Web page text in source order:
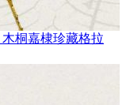
木桐嘉棣珍藏格拉